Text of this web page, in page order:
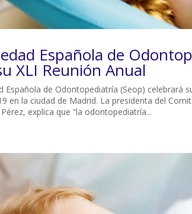
Española de
XLI Reunión Anual
Española de Odontopediatría (Seop) celebrará
en la ciudad de Madrid. La presidenta del
explica que “la odontopediatría...